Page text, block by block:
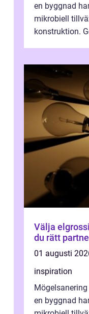
en byggnad
mikrobiell
konstruktion.
Välja elgrossist i
du rätt
01 augusti
inspiration
en byggnad